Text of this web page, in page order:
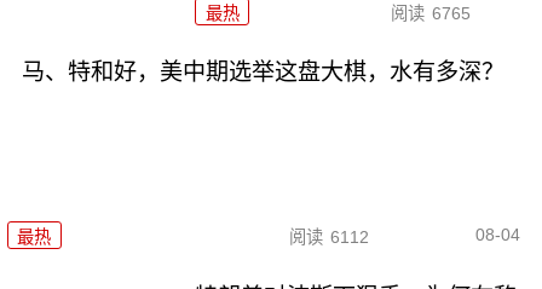
最热 阅读 6765
马、特和好，美中期选举这盘大棋，水有多深？
最热 阅读 6112 08-04